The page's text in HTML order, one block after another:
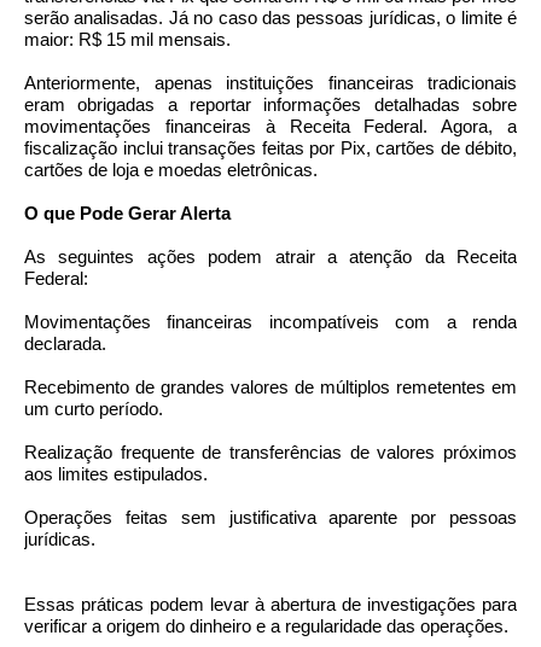
serão analisadas. Já no caso das pessoas jurídicas, o limite é
maior: R$ 15 mil mensais.
Anteriormente, apenas instituições financeiras tradicionais
eram obrigadas a reportar informações detalhadas sobre
movimentações financeiras à Receita Federal. Agora, a
fiscalização inclui transações feitas por Pix, cartões de débito,
cartões de loja e moedas eletrônicas.
O que Pode Gerar Alerta
As seguintes ações podem atrair a atenção da Receita
Federal:
Movimentações financeiras incompatíveis com a renda
declarada.
Recebimento de grandes valores de múltiplos remetentes em
um curto período.
Realização frequente de transferências de valores próximos
aos limites estipulados.
Operações feitas sem justificativa aparente por pessoas
jurídicas.
Essas práticas podem levar à abertura de investigações para
verificar a origem do dinheiro e a regularidade das operações.